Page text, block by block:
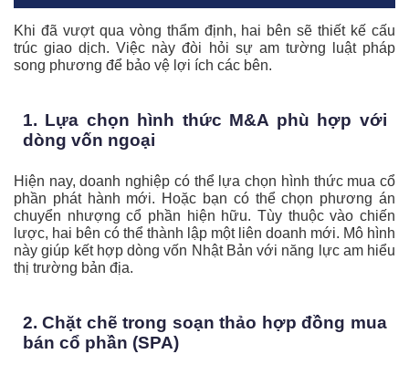
Khi đã vượt qua vòng thẩm định, hai bên sẽ thiết kế cấu
trúc giao dịch. Việc này đòi hỏi sự am tường luật pháp
song phương để bảo vệ lợi ích các bên.
1. Lựa chọn hình thức M&A phù hợp với
dòng vốn ngoại
Hiện nay, doanh nghiệp có thể lựa chọn hình thức mua cổ
phần phát hành mới. Hoặc bạn có thể chọn phương án
chuyển nhượng cổ phần hiện hữu. Tùy thuộc vào chiến
lược, hai bên có thể thành lập một liên doanh mới. Mô hình
này giúp kết hợp dòng vốn Nhật Bản với năng lực am hiểu
thị trường bản địa.
2. Chặt chẽ trong soạn thảo hợp đồng mua
bán cổ phần (SPA)